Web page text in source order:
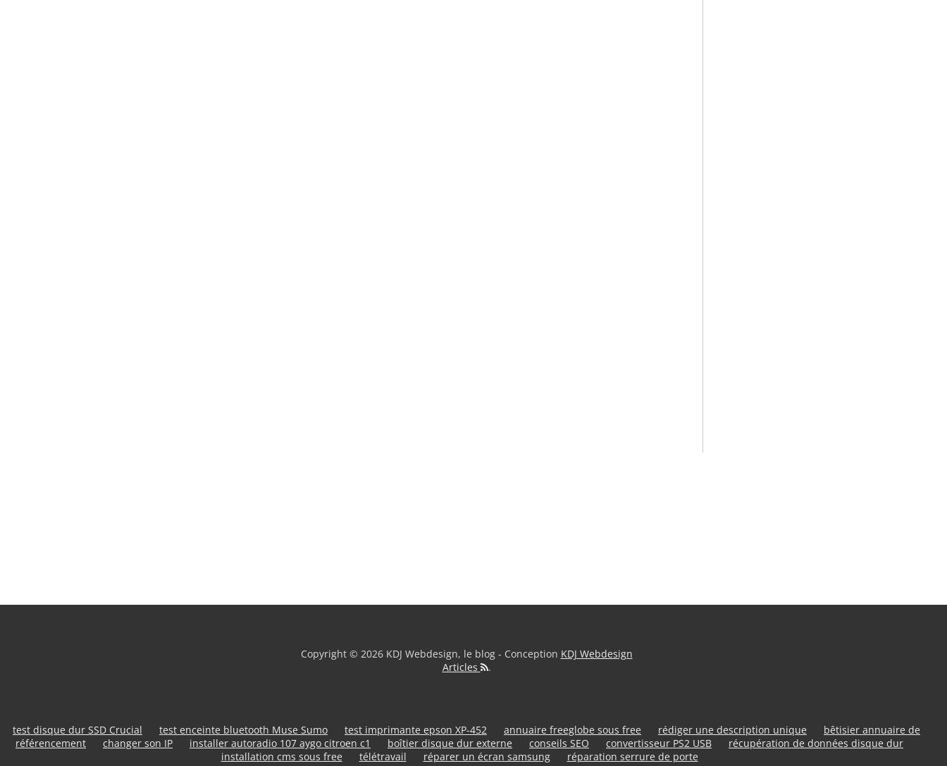
Copyright © 2026 KDJ Webdesign, le blog - Conception KDJ Webdesign
Articles
.
test disque dur SSD Crucial test enceinte bluetooth Muse Sumo test imprimante epson XP-452 annuaire freeglobe sous free rédiger une description unique
bêtisier annuaire de
référencement
changer son IP installer autoradio 107 aygo citroen c1 boîtier disque dur externe conseils SEO convertisseur PS2 USB
récupération de données disque dur
installation cms sous free
télétravail réparer un écran samsung réparation serrure de porte